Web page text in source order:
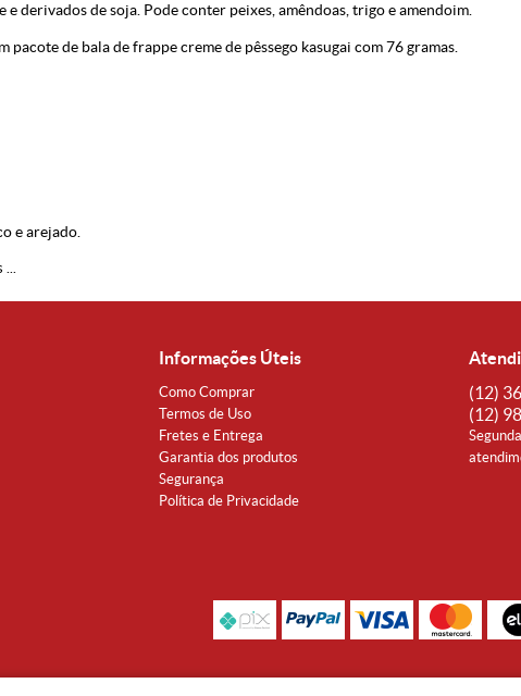
derivados de soja. Pode conter peixes, amêndoas, trigo e amendoim.
pacote de bala de frappe creme de pêssego kasugai com 76 gramas.
e arejado.
...
Informações Úteis
Como Comprar
Termos de Uso
Fretes e Entrega
Garantia dos produtos
Segurança
Política de Privacidade
(12)
(12)